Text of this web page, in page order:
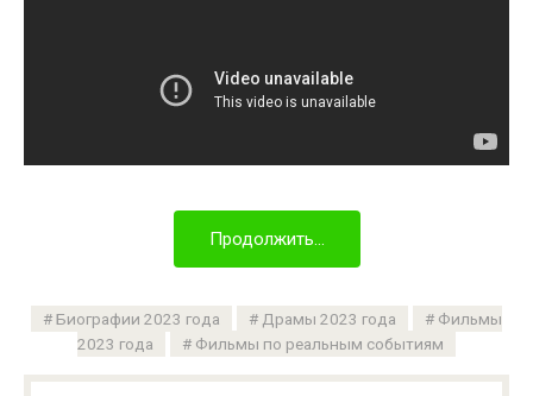
Продолжить...
Биографии 2023 года Драмы 2023 года
Фильмы
2023 года
Фильмы по реальным событиям